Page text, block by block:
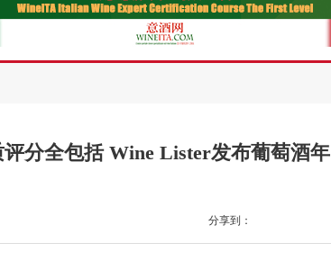
分全包括 Wine Lister发布葡萄酒年
分享到：